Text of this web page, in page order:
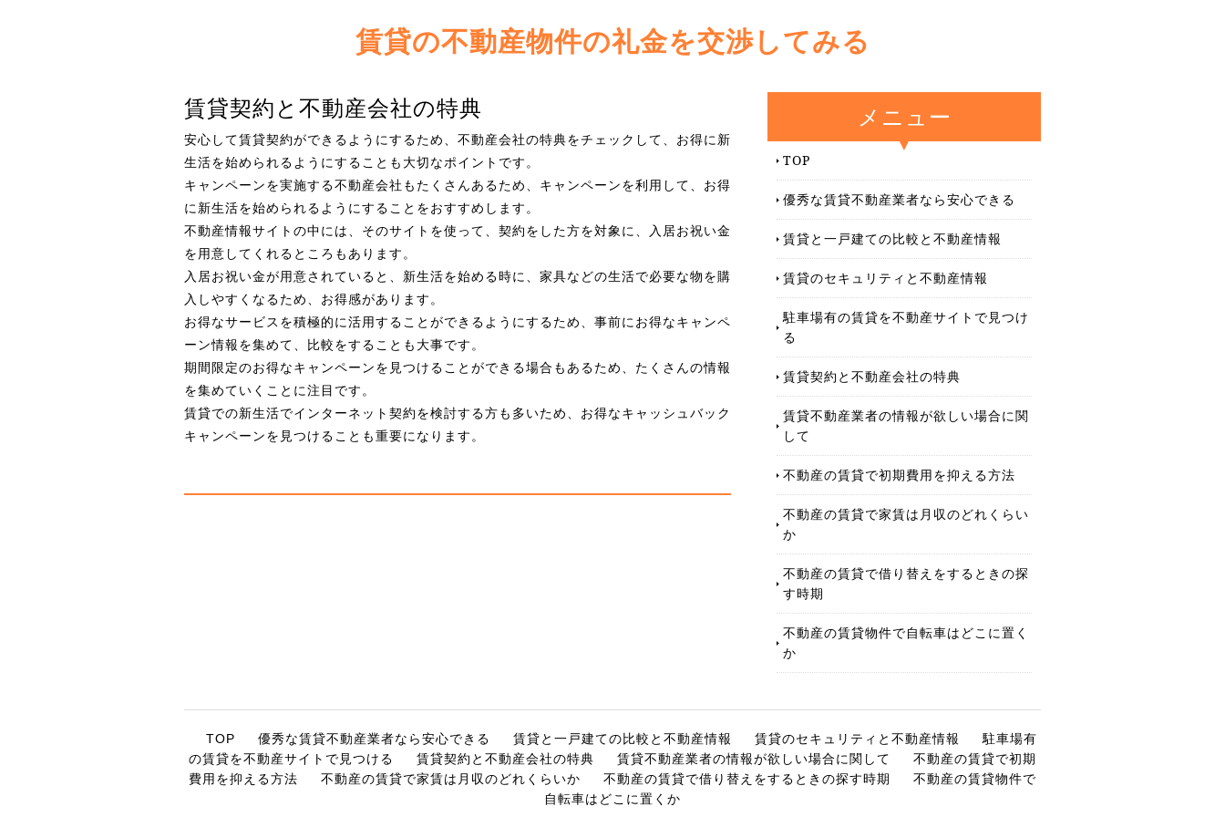
賃貸の不動産物件の礼金を交渉してみる
賃貸契約と不動産会社の特典
安心して賃貸契約ができるようにするため、不動産会社の特典をチェックして、お得に新
生活を始められるようにすることも大切なポイントです。
キャンペーンを実施する不動産会社もたくさんあるため、キャンペーンを利用して、お得
に新生活を始められるようにすることをおすすめします。
不動産情報サイトの中には、そのサイトを使って、契約をした方を対象に、入居お祝い金
を用意してくれるところもあります。
入居お祝い金が用意されていると、新生活を始める時に、家具などの生活で必要な物を購
入しやすくなるため、お得感があります。
お得なサービスを積極的に活用することができるようにするため、事前にお得なキャンペ
ーン情報を集めて、比較をすることも大事です。
期間限定のお得なキャンペーンを見つけることができる場合もあるため、たくさんの情報
を集めていくことに注目です。
賃貸での新生活でインターネット契約を検討する方も多いため、お得なキャッシュバック
キャンペーンを見つけることも重要になります。
メニュー
TOP
優秀な賃貸不動産業者なら安心できる
賃貸と一戸建ての比較と不動産情報
賃貸のセキュリティと不動産情報
駐車場有の賃貸を不動産サイトで見つけ
る
賃貸契約と不動産会社の特典
賃貸不動産業者の情報が欲しい場合に関
して
不動産の賃貸で初期費用を抑える方法
不動産の賃貸で家賃は月収のどれくらい
か
不動産の賃貸で借り替えをするときの探
す時期
不動産の賃貸物件で自転車はどこに置く
か
TOP 優秀な賃貸不動産業者なら安心できる 賃貸と一戸建ての比較と不動産情報 賃貸のセキュリティと不動産情報
駐車場有
の賃貸を不動産サイトで見つける
賃貸契約と不動産会社の特典 賃貸不動産業者の情報が欲しい場合に関して
不動産の賃貸で初期
費用を抑える方法
不動産の賃貸で家賃は月収のどれくらいか 不動産の賃貸で借り替えをするときの探す時期
不動産の賃貸物件で
自転車はどこに置くか